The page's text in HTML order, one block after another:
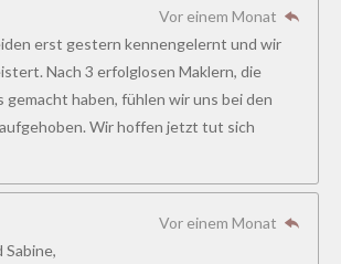
Vor einem Monat
erst gestern kennengelernt und wir
Nach 3 erfolglosen Maklern, die
haben, fühlen wir uns bei den
Wir hoffen jetzt tut sich
Vor einem Monat
Sabine,